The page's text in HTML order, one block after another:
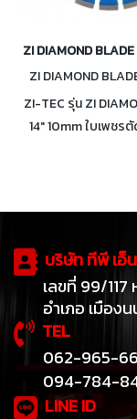
ZI DIAMOND
ZI DIAMOND
ZI-TEC รุ่น ZI
14" 10mm ใบเพชร
บริษัท ทีพี เอ็
เลขที่ 99/117
อำเภอ เมืองน
TEL
062-965-
094-784-
LINE ID